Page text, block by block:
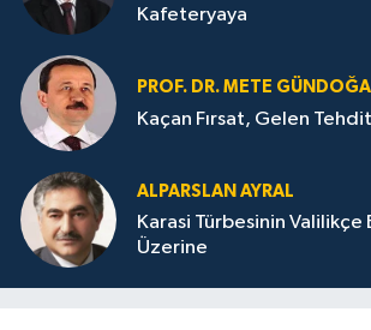
Kafeteryaya
PROF. DR. METE
Kaçan Fırsat, Gelen
ALPARSLAN AYRAL
Karasi Türbesinin Valilikçe
Üzerine